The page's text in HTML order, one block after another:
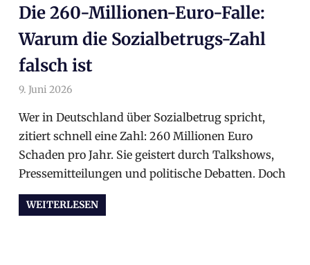
Die 260-Millionen-Euro-Falle:
Warum die Sozialbetrugs-Zahl
falsch ist
9. Juni 2026
Wer in Deutschland über Sozialbetrug spricht,
zitiert schnell eine Zahl: 260 Millionen Euro
Schaden pro Jahr. Sie geistert durch Talkshows,
Pressemitteilungen und politische Debatten. Doch
WEITERLESEN